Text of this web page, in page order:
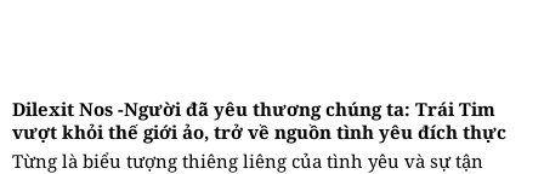
Dilexit Nos -Người đã yêu thương chúng ta: Trái Tim
vượt khỏi thế giới ảo, trở về nguồn tình yêu đích thực
Từng là biểu tượng thiêng liêng của tình yêu và sự tận